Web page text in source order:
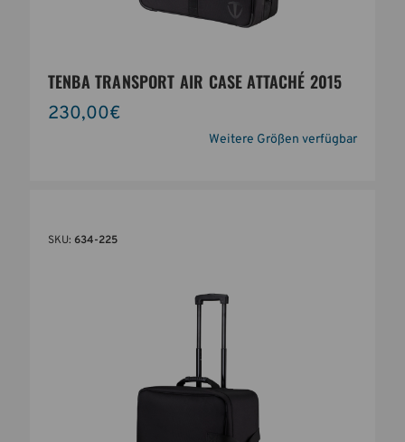
TENBA TRANSPORT AIR CASE ATTACHÉ 2015
230,00€
Weitere Größen verfügbar
SKU: 634-225